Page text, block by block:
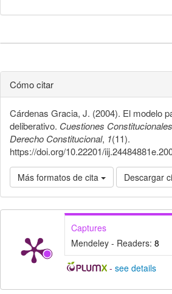
Cómo citar
Cárdenas Gracia, J. (2004). El modelo
deliberativo. Cuestiones
Derecho Constitucional, 1(11).
https://doi.org/10.22201/
Más formatos de cita Descargar
Captures
Mendeley - Readers: 8
- see details